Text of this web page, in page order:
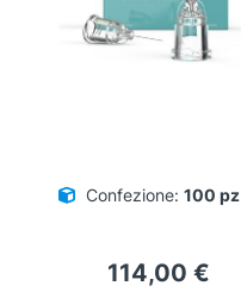
Confezione: 100 pz
114,00 €